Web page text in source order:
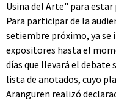
Usina del Arte" para
Para participar de la
setiembre próximo, ya se
expositores hasta el
días que llevará el debate
lista de anotados, cuyo
Aranguren realizó